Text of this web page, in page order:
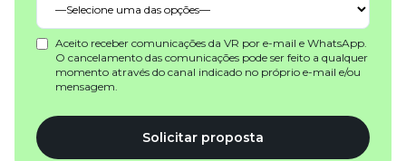
Aceito receber comunicações da VR por e-mail e WhatsApp.
O cancelamento das comunicações pode ser feito a qualquer
momento através do canal indicado no próprio e-mail e/ou
mensagem.
Solicitar proposta